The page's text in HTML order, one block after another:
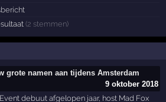
(2 stemmen)
grote namen aan tijdens Amsterdam
9 oktober 2018
debuut afgelopen jaar, host Mad Fox